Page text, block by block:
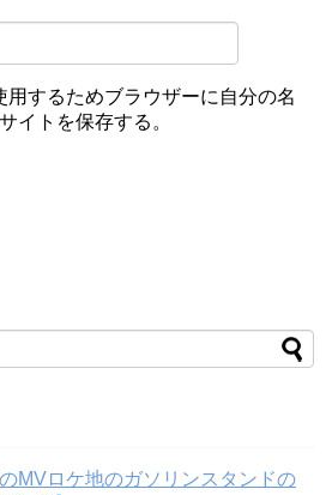
用するためブラウザーに自分の名
イトを保存する。
MVロケ地のガソリンスタンドの